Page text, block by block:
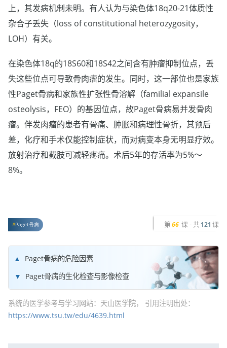
上，其发病机制未明。有人认为与染色体18q20-21体质性
杂合子丢失（loss of constitutional heterozygosity，
LOH）有关。
在染色体18q的18S60和18S42之间含有肿瘤抑制位点，丢
失这些位点可导致骨肉瘤的发生。同时，这一部位也是家族
性Paget骨病和家族性扩张性骨溶解（familial expansile
osteolysis，FEO）的基因位点，故Paget骨病易并发骨肉
瘤。伴发肉瘤的患者有骨痛、肿胀和病理性骨折，其预后
差，化疗和手术仅能控制症状，而对病变本身无明显疗效。
放射治疗和截肢可减轻疼痛。术后5年的存活率为5%～
8%。
Paget骨病 第 66 课 - 共 121 课
Paget骨病的危险因素
Paget骨病的生化检查与影像检查
系统的医学参考与学习网站：天山医学院， 引用注明出处：
https://www.tsu.tw/edu/4639.html